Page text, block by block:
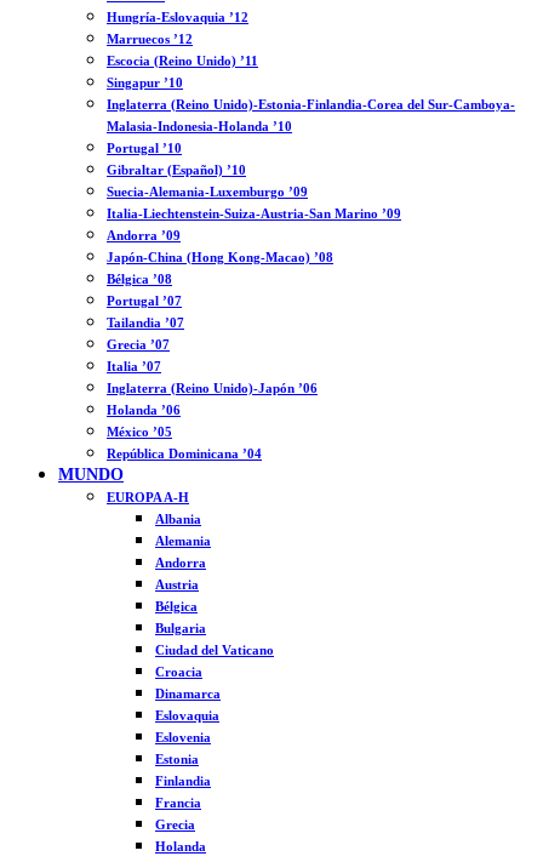
Hungría-Eslovaquia ’12
Marruecos ’12
Escocia (Reino Unido) ’11
Singapur ’10
Inglaterra (Reino Unido)-Estonia-Finlandia-Corea del Sur-Camboya-
Malasia-Indonesia-Holanda ’10
Portugal ’10
Gibraltar (Español) ’10
Suecia-Alemania-Luxemburgo ’09
Italia-Liechtenstein-Suiza-Austria-San Marino ’09
Andorra ’09
Japón-China (Hong Kong-Macao) ’08
Bélgica ’08
Portugal ’07
Tailandia ’07
Grecia ’07
Italia ’07
Inglaterra (Reino Unido)-Japón ’06
Holanda ’06
México ’05
República Dominicana ’04
MUNDO
EUROPA A-H
Albania
Alemania
Andorra
Austria
Bélgica
Bulgaria
Ciudad del Vaticano
Croacia
Dinamarca
Eslovaquia
Eslovenia
Estonia
Finlandia
Francia
Grecia
Holanda